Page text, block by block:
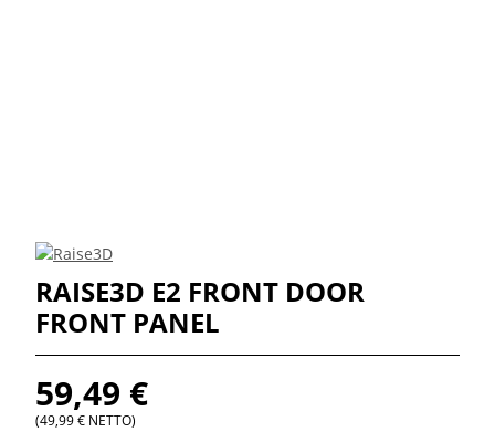
RAISE3D E2 FRONT DOOR
FRONT PANEL
59,49 €
(49,99 € NETTO)